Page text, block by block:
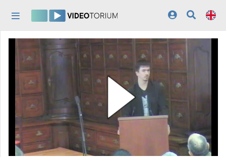
Home
Log In
Discovery
Categories
Playlists
Organizations